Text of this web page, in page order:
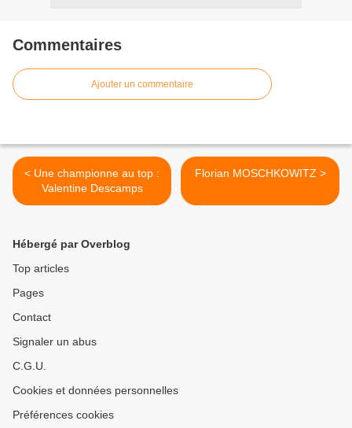
Commentaires
Ajouter un commentaire
< Une championne au top :
Valentine Descamps
Florian MOSCHKOWITZ >
Hébergé par Overblog
Top articles
Pages
Contact
Signaler un abus
C.G.U.
Cookies et données personnelles
Préférences cookies